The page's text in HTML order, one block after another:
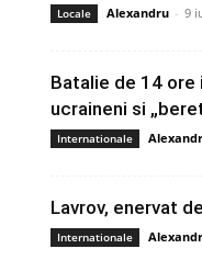
Locale Alexandru - 9
Batalie de 14
ucraineni si
Internationale
Lavrov, enervat
Internationale